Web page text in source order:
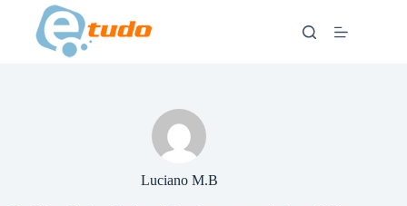
content
Luciano M.B